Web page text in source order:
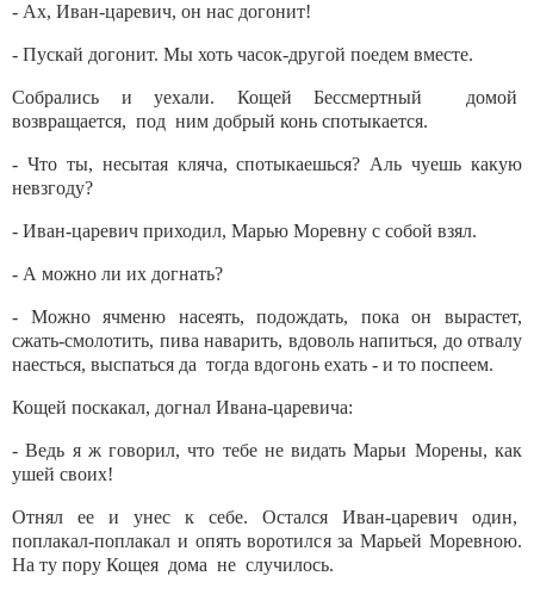
- Ах, Иван-царевич, он нас догонит!
- Пускай догонит. Мы хоть часок-другой поедем вместе.
Собрались и уехали. Кощей Бессмертный домой
возвращается, под ним добрый конь спотыкается.
- Что ты, несытая кляча, спотыкаешься? Аль чуешь какую
невзгоду?
- Иван-царевич приходил, Марью Моревну с собой взял.
- А можно ли их догнать?
- Можно ячменю насеять, подождать, пока он вырастет,
сжать-смолотить, пива наварить, вдоволь напиться, до отвалу
наесться, выспаться да тогда вдогонь ехать - и то поспеем.
Кощей поскакал, догнал Ивана-царевича:
- Ведь я ж говорил, что тебе не видать Марьи Морены, как
ушей своих!
Отнял ее и унес к себе. Остался Иван-царевич один,
поплакал-поплакал и опять воротился за Марьей Моревною.
На ту пору Кощея дома не случилось.